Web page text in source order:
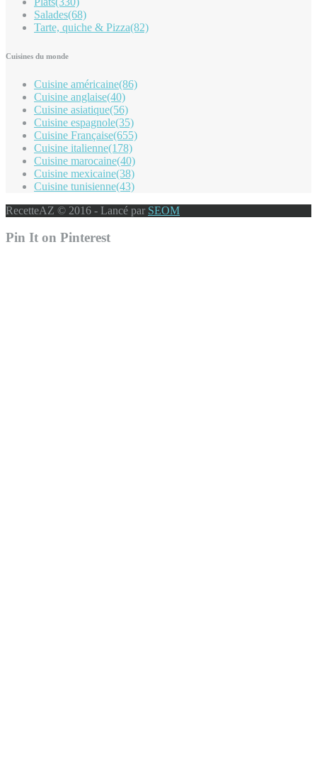
Salades(68)
Tarte, quiche & Pizza(82)
Cuisines du monde
Cuisine américaine(86)
Cuisine anglaise(40)
Cuisine asiatique(56)
Cuisine espagnole(35)
Cuisine Française(655)
Cuisine italienne(178)
Cuisine marocaine(40)
Cuisine mexicaine(38)
Cuisine tunisienne(43)
RecetteAZ © 2016 - Lancé par SEOM
Pin It on Pinterest